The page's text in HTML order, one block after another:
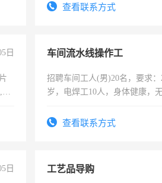
查看联系方式
日
工
车间流水线操作工
招聘车间工人(男)20名，要求：
岁，电焊工10人，身体健康，
宿，免费发放劳保用品，两班倒
查看联系方式
日 工艺品导购